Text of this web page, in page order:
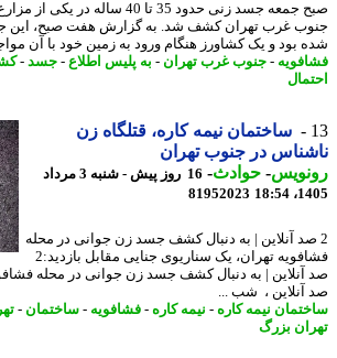
صبح جمعه جسد زنی حدود 35 تا 40 ساله در یکی
غرب تهران کشف شد. به گزارش هفت صبح، این جسد
بود و یک کشاورز هنگام ورود به زمین خود با آن مواجه ...
-جنوب غرب تهران- به پلیس اطلاع-جسد-کشف
ساختمان نیمه کاره، قتلگاه زن
در جنوب تهران
-حوادث -
16 روز پیش - شنبه 3 مرداد
81952023
آنلاین | به دنبال کشف جسد زن جوانی در محله
فشافویه تهران، یک سناریوی جنایی مقابل بازدید:2
| به دنبال کشف جسد زن جوانی در محله فشافویه
، شب ...
نیمه کاره -نیمه کاره -فشافویه-ساختمان-تهران-
بزرگ